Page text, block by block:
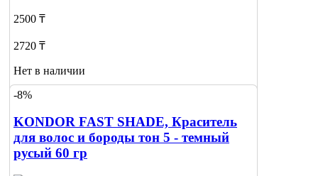
2500 ₸
2720 ₸
Нет в наличии
Сообщить
-8%
KONDOR FAST SHADE, Краситель
для волос и бороды тон 5 - темный
русый 60 гр